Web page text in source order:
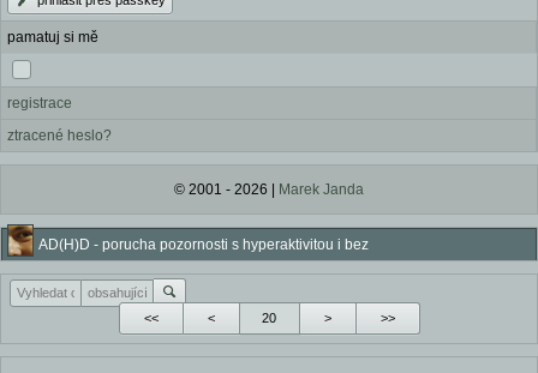
pamatuj si mě
registrace
ztracené heslo?
© 2001 - 2026 | Marek Janda
AD(H)D - porucha pozornosti s hyperaktivitou i bez
<< < > >>